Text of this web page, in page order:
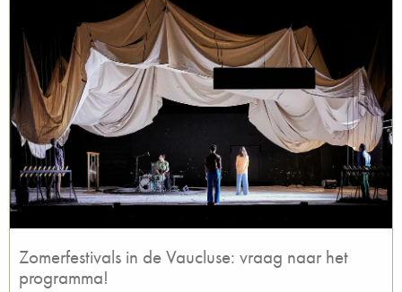
Zomerfestivals in de Vaucluse: vraag naar het
programma!